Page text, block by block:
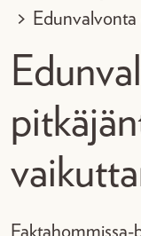
>
Faktahommissa-